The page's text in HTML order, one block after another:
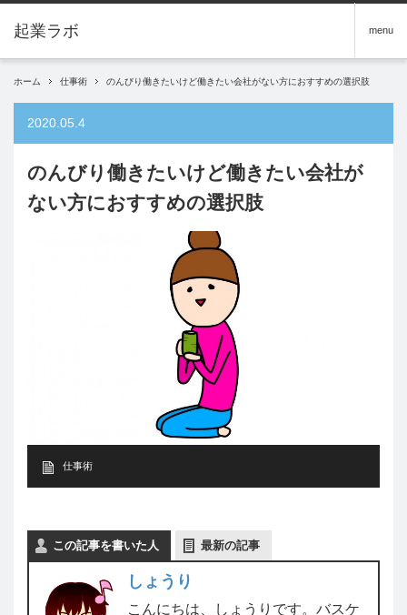
menu
ホーム 仕事術 のんびり働きたいけど働きたい会社がない方におすすめの選択肢
2020.05.4
のんびり働きたいけど働きたい会社が
ない方におすすめの選択肢
仕事術
この記事を書いた人 最新の記事
しょうり
こんにちは、しょうりです。バスケ